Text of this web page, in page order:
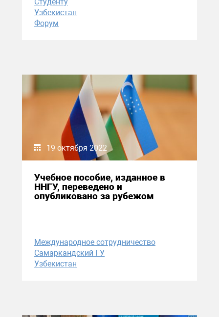
Узбекистан
Форум
19 октября 2022
Учебное пособие, изданное в
ННГУ, переведено и
опубликовано за рубежом
Международное сотрудничество
Самаркандский ГУ
Узбекистан